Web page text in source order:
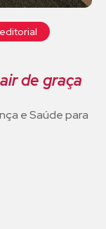
de graça
e Saúde para